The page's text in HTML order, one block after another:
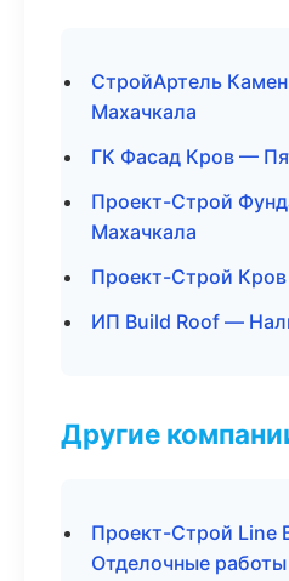
СтройАртель
Махачкала
ГК Фасад Кров —
Проект-Строй
Махачкала
Проект-Строй
ИП Build Roof —
Другие
Проект-Строй Line
Отделочные